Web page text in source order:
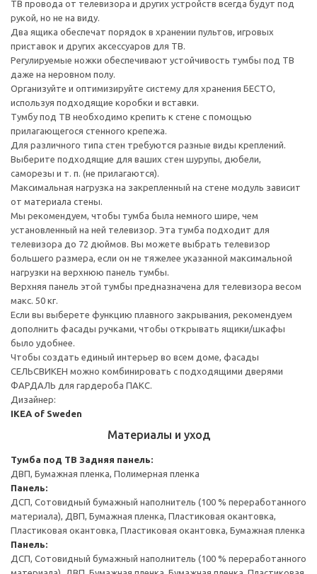
ТВ провода от телевизора и других устройств всегда будут под
рукой, но не на виду.
Два ящика обеспечат порядок в хранении пультов, игровых
приставок и других аксессуаров для ТВ.
Регулируемые ножки обеспечивают устойчивость тумбы под ТВ
даже на неровном полу.
Организуйте и оптимизируйте систему для хранения БЕСТО,
используя подходящие коробки и вставки.
Тумбу под ТВ необходимо крепить к стене с помощью
прилагающегося стенного крепежа.
Для различного типа стен требуются разные виды креплений.
Выберите подходящие для ваших стен шурупы, дюбели,
саморезы и т. п. (не прилагаются).
Максимальная нагрузка на закрепленный на стене модуль зависит
от материала стены.
Мы рекомендуем, чтобы тумба была немного шире, чем
установленный на ней телевизор. Эта тумба подходит для
телевизора до 72 дюймов. Вы можете выбрать телевизор
большего размера, если он не тяжелее указанной максимальной
нагрузки на верхнюю панель тумбы.
Верхняя панель этой тумбы предназначена для телевизора весом
макс. 50 кг.
Если вы выберете функцию плавного закрывания, рекомендуем
дополнить фасады ручками, чтобы открывать ящики/шкафы
было удобнее.
Чтобы создать единый интерьер во всем доме, фасады
СЕЛЬСВИКЕН можно комбинировать с подходящими дверями
ФАРДАЛЬ для гардероба ПАКС.
Дизайнер:
IKEA of Sweden
Материалы и уход
Тумба под ТВ Задняя панель:
ДВП, Бумажная пленка, Полимерная пленка
Панель:
ДСП, Сотовидный бумажный наполнитель (100 % переработанного
материала), ДВП, Бумажная пленка, Пластиковая окантовка,
Пластиковая окантовка, Пластиковая окантовка, Бумажная пленка
Панель:
ДСП, Сотовидный бумажный наполнитель (100 % переработанного